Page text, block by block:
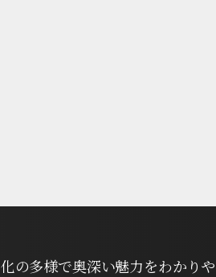
の多様で奥深い魅力をわかり